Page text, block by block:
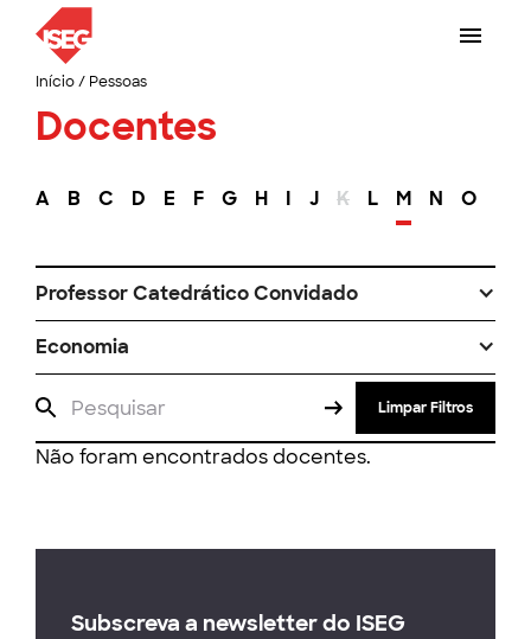
Início/ Pessoas
Docentes
A B C D E F G H I J K L M N O
Professor Catedrático Convidado
Economia
Limpar Filtros
Não foram encontrados docentes.
Subscreva a newsletter do ISEG